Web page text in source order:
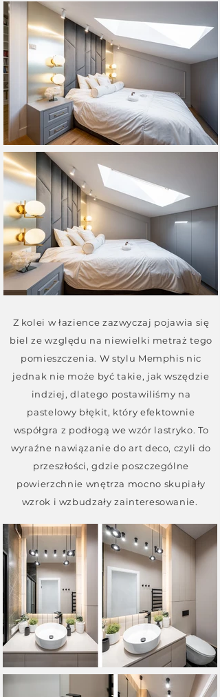
Z kolei w łazience zazwyczaj pojawia się
biel ze względu na niewielki metraż tego
pomieszczenia. W stylu Memphis nic
jednak nie może być takie, jak wszędzie
indziej, dlatego postawiliśmy na
pastelowy błękit, który efektownie
współgra z podłogą we wzór lastryko. To
wyraźne nawiązanie do art deco, czyli do
przeszłości, gdzie poszczególne
powierzchnie wnętrza mocno skupiały
wzrok i wzbudzały zainteresowanie.